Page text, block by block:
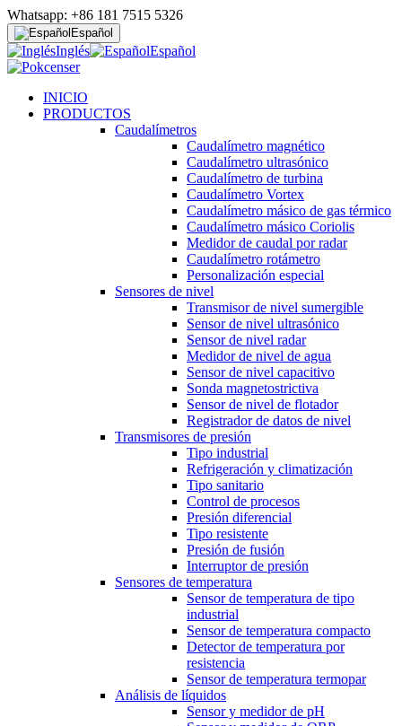
Whatsapp: +86 181 7515 5326
Español
Inglés Español
INICIO
PRODUCTOS
Caudalímetros
Caudalímetro magnético
Caudalímetro ultrasónico
Caudalímetro de turbina
Caudalímetro Vortex
Caudalímetro másico de gas térmico
Caudalímetro másico Coriolis
Medidor de caudal por radar
Caudalímetro rotámetro
Personalización especial
Sensores de nivel
Transmisor de nivel sumergible
Sensor de nivel ultrasónico
Sensor de nivel radar
Medidor de nivel de agua
Sensor de nivel capacitivo
Sonda magnetostrictiva
Sensor de nivel de flotador
Registrador de datos de nivel
Transmisores de presión
Tipo industrial
Refrigeración y climatización
Tipo sanitario
Control de procesos
Presión diferencial
Tipo resistente
Presión de fusión
Interruptor de presión
Sensores de temperatura
Sensor de temperatura de tipo
industrial
Sensor de temperatura compacto
Detector de temperatura por
resistencia
Sensor de temperatura termopar
Análisis de líquidos
Sensor y medidor de pH